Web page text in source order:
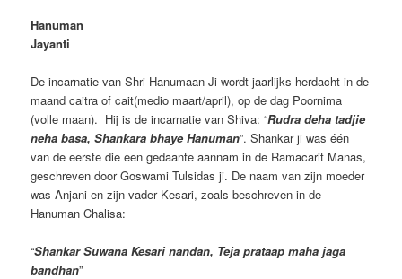
Hanuman
Jayanti
De incarnatie van Shri Hanumaan Ji wordt jaarlijks herdacht in de
maand caitra of cait(medio maart/april), op de dag Poornima
(volle maan). Hij is de incarnatie van Shiva: “Rudra deha tadjie
neha basa, Shankara bhaye Hanuman”. Shankar ji was één
van de eerste die een gedaante aannam in de Ramacarit Manas,
geschreven door Goswami Tulsidas ji. De naam van zijn moeder
was Anjani en zijn vader Kesari, zoals beschreven in de
Hanuman Chalisa:
“Shankar Suwana Kesari nandan, Teja prataap maha jaga
bandhan”